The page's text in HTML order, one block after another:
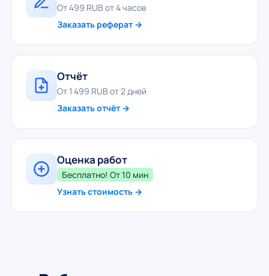
От 499 RUB от 4 часов
Заказать реферат →
Отчёт
От 1 499 RUB от 2 дней
Заказать отчёт →
Оценка работ
Бесплатно! От 10 мин
Узнать стоимость →